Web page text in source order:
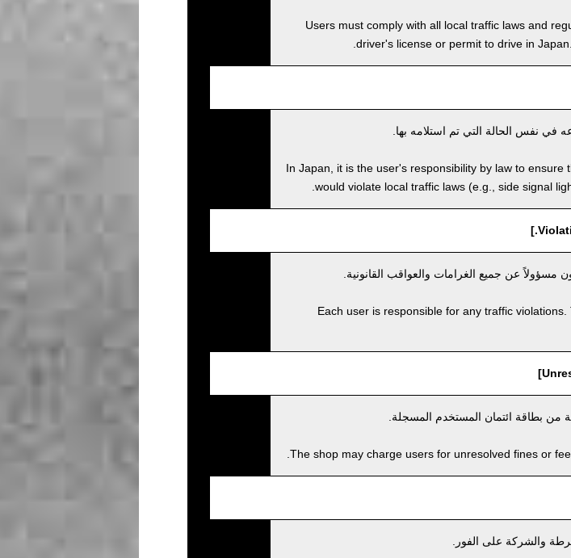
Users must comply with all local traffic laws and
driver's license or permit to drive in
في نفس الحالة التي تم استلامه بها.
In Japan, it is the user's responsibility by law to
would violate local traffic laws (e.g., side signal
عن جميع الغرامات والعواقب القانونية.
Each user is responsible for any traffic
من بطاقة ائتمان المستخدم المسجلة.
The shop may charge users for unresolved fines or
والشركة على الفور.